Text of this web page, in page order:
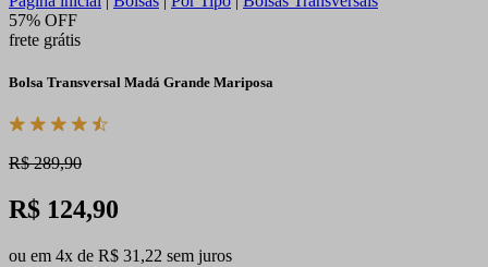
57% OFF
frete grátis
Bolsa Transversal Madá Grande Mariposa
R$ 289,90
R$ 124,90
ou em 4x de R$ 31,22 sem juros